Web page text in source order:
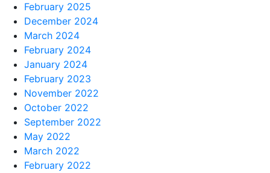
February 2025
December 2024
March 2024
February 2024
January 2024
February 2023
November 2022
October 2022
September 2022
May 2022
March 2022
February 2022